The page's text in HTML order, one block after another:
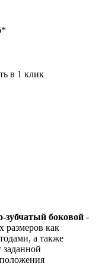
*
в 1 клик
боковой -
размеров как
а также